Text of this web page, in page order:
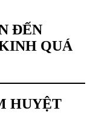
ĐẾN
QUÁ
HUYỆT